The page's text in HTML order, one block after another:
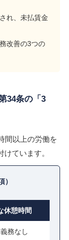
れ、未払賃金
改善の3つの
34条の「3
間以上の労働を
ています。
休憩時間
務なし